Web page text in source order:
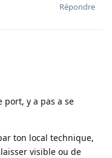
Répondre
y a pas a se
ton local technique,
visible ou de